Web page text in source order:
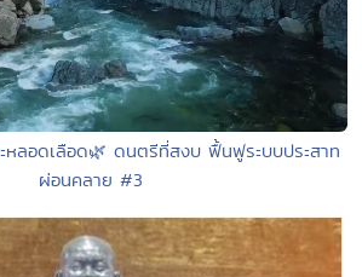
หลอดเลือด🌿 ดนตรีที่สงบ ฟื้นฟูระบบประสาท
ผ่อนคลาย #3